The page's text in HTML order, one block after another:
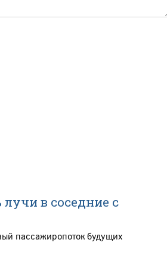
в соседние с
пассажиропоток будущих